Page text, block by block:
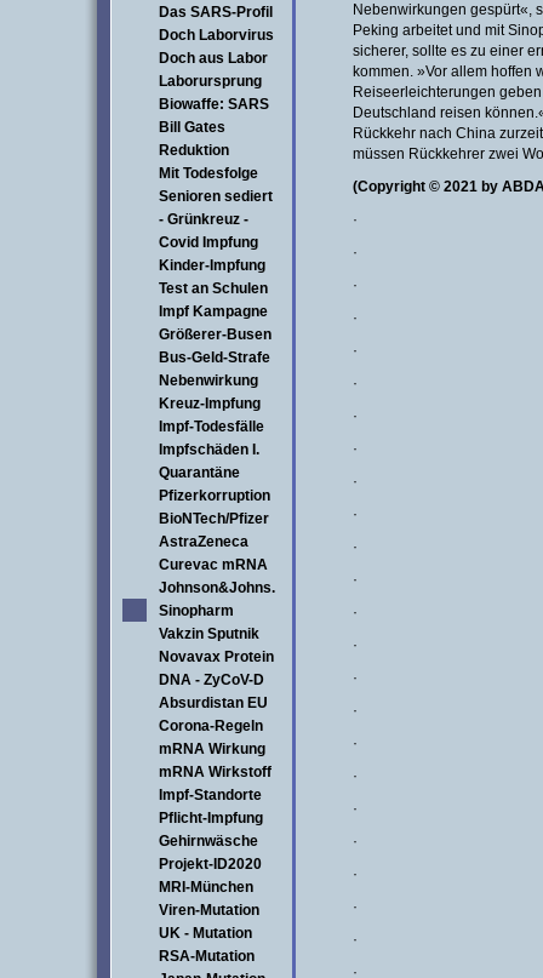
Das SARS-Profil
Doch Laborvirus
Doch aus Labor
Laborursprung
Biowaffe: SARS
Bill Gates
Reduktion
Mit Todesfolge
Senioren sediert
- Grünkreuz -
Covid Impfung
Kinder-Impfung
Test an Schulen
Impf Kampagne
Größerer-Busen
Bus-Geld-Strafe
Nebenwirkung
Kreuz-Impfung
Impf-Todesfälle
Impfschäden I.
Quarantäne
Pfizerkorruption
BioNTech/Pfizer
AstraZeneca
Curevac mRNA
Johnson&Johns.
Sinopharm
Vakzin Sputnik
Novavax Protein
DNA - ZyCoV-D
Absurdistan EU
Corona-Regeln
mRNA Wirkung
mRNA Wirkstoff
Impf-Standorte
Pflicht-Impfung
Gehirnwäsche
Projekt-ID2020
MRI-München
Viren-Mutation
UK - Mutation
RSA-Mutation
Nebenwirkungen gespürt«,
Peking arbeitet und mit
sicherer, sollte es zu einer
kommen. »Vor allem hoffen
Reiseerleichterungen
Deutschland reisen
Rückkehr nach China
müssen Rückkehrer zwei
(Copyright © 2021 by
·
·
·
·
·
·
·
·
·
·
·
·
·
·
·
·
·
·
·
·
·
·
·
·